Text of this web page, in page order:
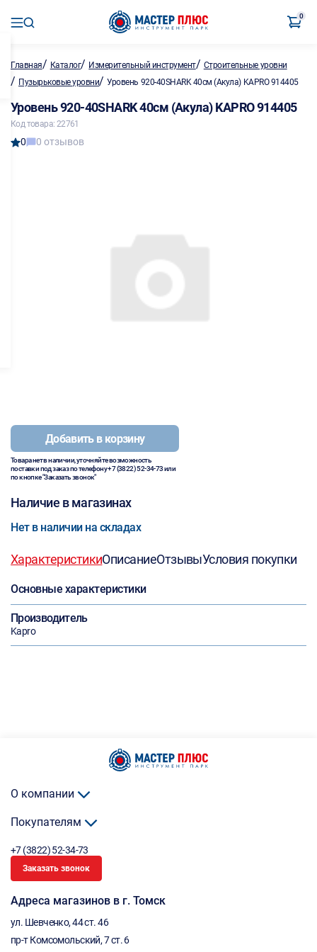
0
Главная/ Каталог/ Измерительный инструмент/ Строительные уровни
/ Пузырьковые уровни/Уровень 920-40SHARK 40см (Акула) KAPRO 914405
Уровень 920-40SHARK 40см (Акула) KAPRO 914405
Код товара: 22761
0 0 отзывов
Добавить в корзину
Товара нет в наличии, уточняйте возможность
поставки под заказ по телефону+7 (3822) 52-34-73или
по кнопке "Заказать звонок"
Наличие в магазинах
Нет в наличии на складах
ХарактеристикиОписаниеОтзывыУсловия покупки
Основные характеристики
Производитель
Kapro
О компании
Покупателям
+7 (3822) 52-34-73
Заказать звонок
Адреса магазинов в г. Томск
ул. Шевченко, 44 ст. 46
пр-т Комсомольский, 7 ст. 6